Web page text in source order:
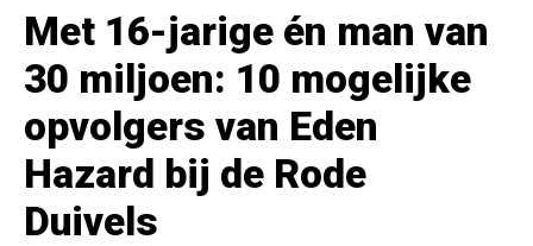
Met 16-jarige én man van
30 miljoen: 10 mogelijke
opvolgers van Eden
Hazard bij de Rode
Duivels